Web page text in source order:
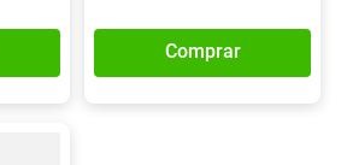
Comprar